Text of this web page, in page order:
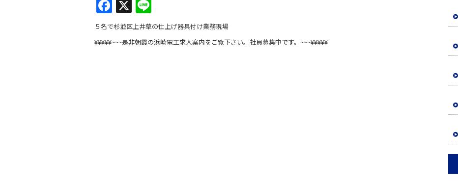
F
a
c
X
n
e
５名で杉並区上井草の仕上げ器具付け業務現場
¥¥¥¥¥~~~是非朝霞の浜崎電工求人案内をご覧下さい。社員募集中です。~~~¥¥¥¥¥